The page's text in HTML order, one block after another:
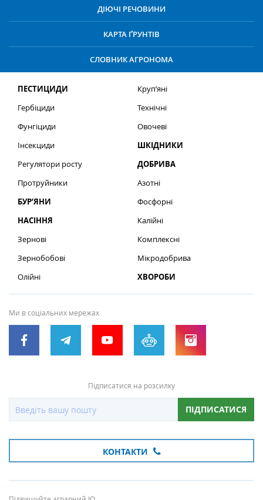
ДІЮЧІ РЕЧОВИНИ
КАРТА ҐРУНТІВ
СЛОВНИК АГРОНОМА
ПЕСТИЦИДИ
Гербіциди
Фунгіциди
Інсекциди
Регулятори росту
Протруйники
БУР’ЯНИ
НАСІННЯ
Зернові
Зернобобові
Олійні
Круп’яні
Технічні
Овочеві
ШКІДНИКИ
ДОБРИВА
Азотні
Фосфорні
Калійні
Комплексні
Мікродобрива
ХВОРОБИ
Ми в соціальних мережах
Підписатися на розсилку
ПІДПИСАТИСЯ
КОНТАКТИ